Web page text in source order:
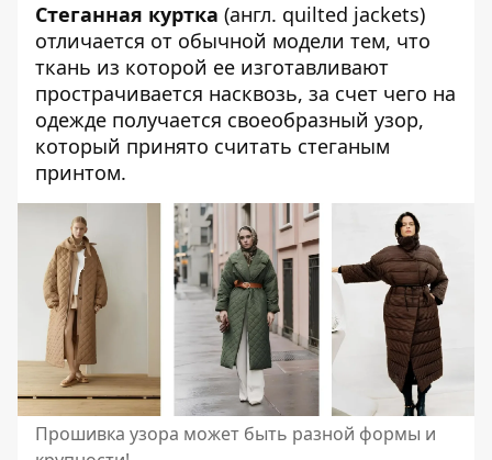
Стеганная куртка (англ. quilted jackets)
отличается от обычной модели тем, что
ткань из которой ее изготавливают
прострачивается насквозь, за счет чего на
одежде получается своеобразный узор,
который принято считать стеганым
принтом.
Прошивка узора может быть разной формы и